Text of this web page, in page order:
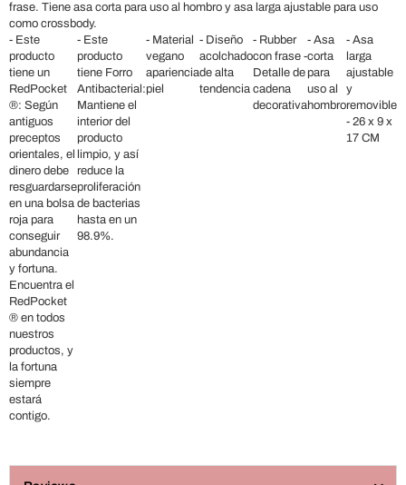
frase. Tiene asa corta para uso al hombro y asa larga ajustable para uso
como crossbody.
- Este
producto
tiene un
RedPocket
®: Según
antiguos
preceptos
orientales, el
dinero debe
resguardarse
en una bolsa
roja para
conseguir
abundancia
y fortuna.
Encuentra el
RedPocket
® en todos
nuestros
productos, y
la fortuna
siempre
estará
contigo.
- Este
producto
tiene Forro
Antibacterial:
Mantiene el
interior del
producto
limpio, y así
reduce la
proliferación
de bacterias
hasta en un
98.9%.
- Material
vegano
apariencia
piel
- Diseño
acolchado
de alta
tendencia
- Rubber
con frase -
Detalle de
cadena
decorativa
- Asa
corta
para
uso al
hombro
- Asa
larga
ajustable
y
removible
- 26 x 9 x
17 CM